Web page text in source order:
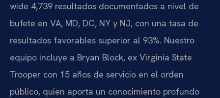
wide 4,739 resultados documentados a nivel de
bufete en VA, MD, DC, NY y NJ, con una tasa de
resultados favorables superior al 93%. Nuestro
equipo incluye a Bryan Block, ex Virginia State
Trooper con 15 años de servicio en el orden
público, quien aporta un conocimiento profundo